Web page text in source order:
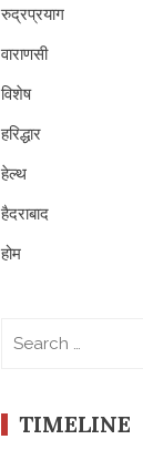
रुद्रप्रयाग
वाराणसी
विशेष
हरिद्धार
हेल्थ
हैदराबाद
होम
TIMELINE